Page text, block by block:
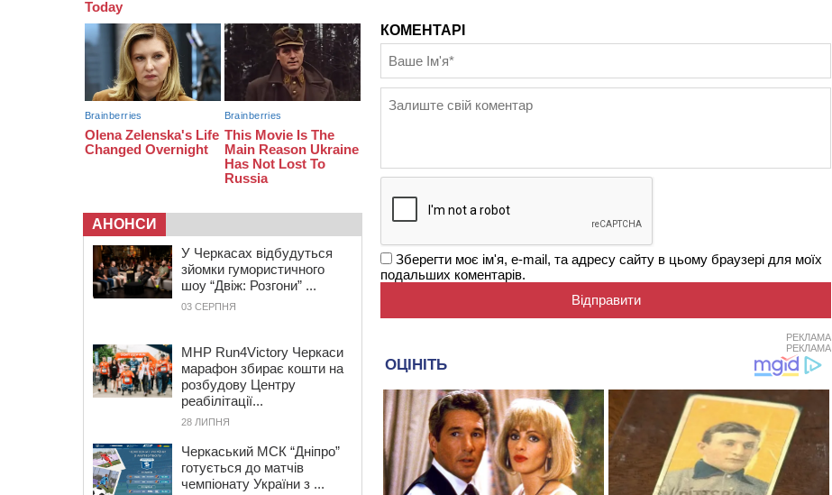
КОМЕНТАРІ
Зберегти моє ім'я, e-mail, та адресу сайту в цьому браузері для моїх
подальших коментарів.
РЕКЛАМА
РЕКЛАМА
07:23
країни грузина, який відсидів
термін у колонії
АНОНСИ
У Черкасах відбудуться
зйомки гумористичного
шоу “Двіж: Розгони” ...
03 СЕРПНЯ
MHP Run4Victory Черкаси
марафон збирає кошти на
розбудову Центру
реабілітації...
28 ЛИПНЯ
Черкаський МСК “Дніпро”
готується до матчів
чемпіонату України з ...